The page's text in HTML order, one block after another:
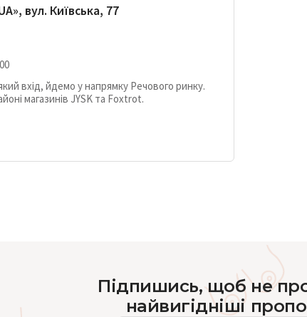
вул. Київська, 77
вхід, йдемо у напрямку Речового ринку.
магазинів JYSK та Foxtrot.
Підпишись, щоб не
найвигідніші